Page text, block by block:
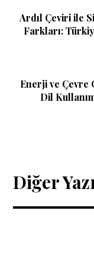
Ardıl Çeviri ile
Farkları:
Enerji ve Çevre
Dil
Diğer